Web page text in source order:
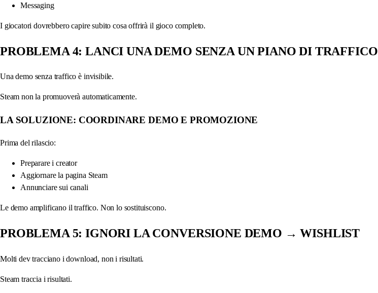
Messaging
I giocatori dovrebbero capire subito cosa offrirà il gioco completo.
PROBLEMA 4: LANCI UNA DEMO SENZA UN PIANO DI TRAFFICO
Una demo senza traffico è invisibile.
Steam non la promuoverà automaticamente.
LA SOLUZIONE: COORDINARE DEMO E PROMOZIONE
Prima del rilascio:
Preparare i creator
Aggiornare la pagina Steam
Annunciare sui canali
Le demo amplificano il traffico. Non lo sostituiscono.
PROBLEMA 5: IGNORI LA CONVERSIONE DEMO → WISHLIST
Molti dev tracciano i download, non i risultati.
Steam traccia i risultati.